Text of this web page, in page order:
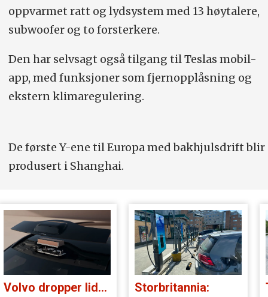
oppvarmet ratt og lydsystem med 13 høytalere,
subwoofer og to forsterkere.
Den har selvsagt ogsåtilgang til Teslas mobil-
app, med funksjoner som fjernopplåsning og
ekstern klimaregulering.
De første Y-ene til Europa med bakhjulsdrift blir
produsert i Shanghai.
Volvo dropper lidar for godt: Storbritannia: